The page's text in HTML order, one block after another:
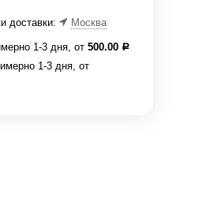
доставки: Москва
1-3 дня, от500.00 Р
1-3 дня, от